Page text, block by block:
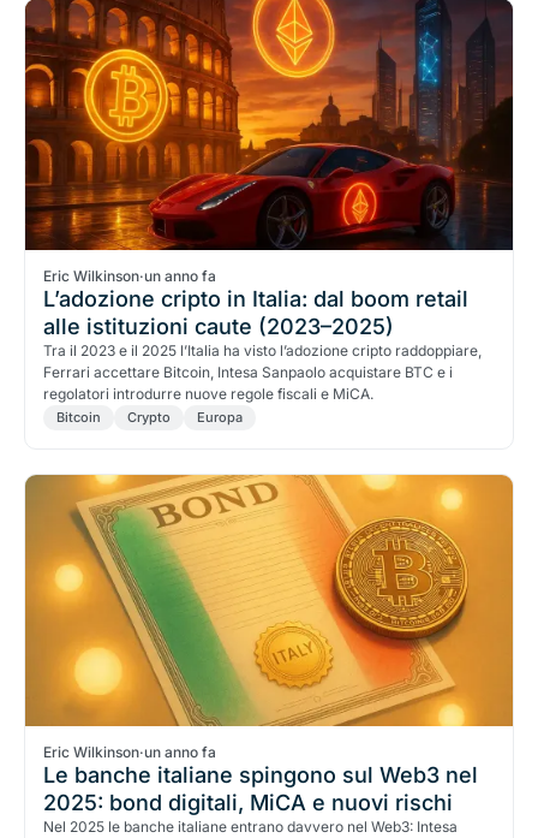
Eric Wilkinson·un anno fa
L’adozione cripto in Italia: dal boom retail
alle istituzioni caute (2023–2025)
Tra il 2023 e il 2025 l’Italia ha visto l’adozione cripto raddoppiare,
Ferrari accettare Bitcoin, Intesa Sanpaolo acquistare BTC e i
regolatori introdurre nuove regole fiscali e MiCA.
Bitcoin Crypto Europa
Eric Wilkinson·un anno fa
Le banche italiane spingono sul Web3 nel
2025: bond digitali, MiCA e nuovi rischi
Nel 2025 le banche italiane entrano davvero nel Web3: Intesa